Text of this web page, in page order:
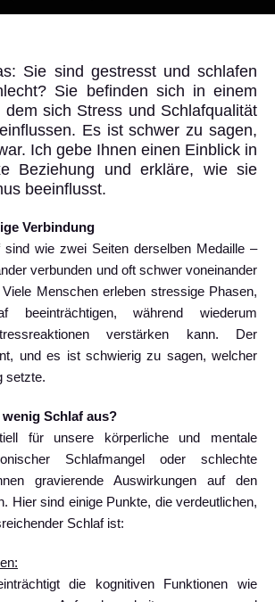
Sie sind gestresst und schlafen
Sie befinden sich in einem
dem sich Stress und Schlafqualität
Es ist schwer zu sagen,
Ich gebe Ihnen einen Einblick in
Beziehung und erkläre, wie sie
beeinflusst.
Verbindung
wie zwei Seiten derselben Medaille –
verbunden und oft schwer voneinander
Menschen erleben stressige Phasen,
beeinträchtigen, während wiederum
verstärken kann. Der
und es ist schwierig zu sagen, welcher
setzte.
Schlaf aus?
für unsere körperliche und mentale
Schlafmangel oder schlechte
gravierende Auswirkungen auf den
Hier sind einige Punkte, die verdeutlichen,
Schlaf ist:
die kognitiven Funktionen wie